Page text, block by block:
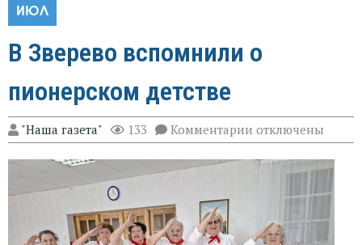
ИЮЛ
В Зверево вспомнили о
пионерском детстве
"Наша газета" 133 Комментарии к
записи
В
Зверево
вспомнили
детстве
отключены